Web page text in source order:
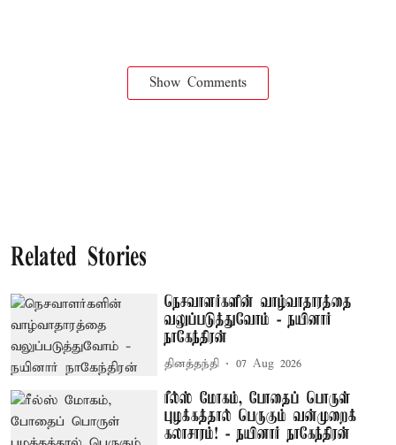
Show Comments
Related Stories
நெசவாளர்களின் வாழ்வாதாரத்தை
வலுப்படுத்துவோம் - நயினார்
நாகேந்திரன்
தினத்தந்தி 07 Aug 2026
ரீல்ஸ் மோகம், போதைப் பொருள்
புழக்கத்தால் பெருகும் வன்முறைக்
கலாசாரம்! - நயினார் நாகேந்திரன்